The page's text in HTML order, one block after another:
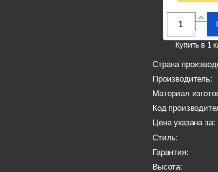
Купить в 1
Страна
Производитель:
Материал
Код
Цена указана за:
Стиль:
Гарантия:
Высота: